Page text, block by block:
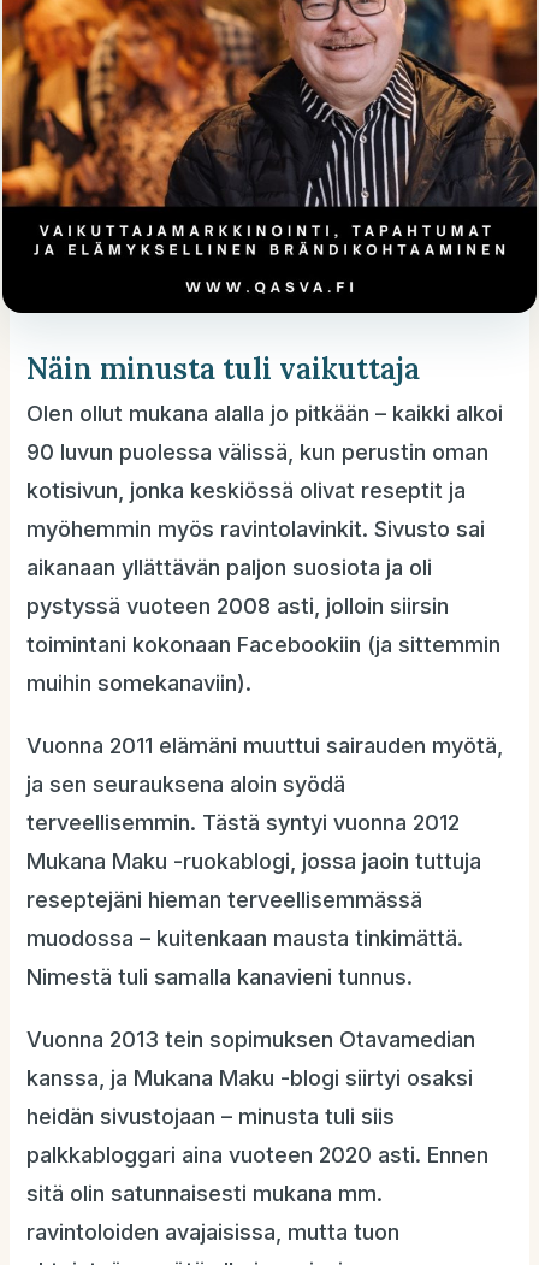
Näin minusta tuli vaikuttaja
Olen ollut mukana alalla jo pitkään – kaikki alkoi
90 luvun puolessa välissä, kun perustin oman
kotisivun, jonka keskiössä olivat reseptit ja
myöhemmin myös ravintolavinkit. Sivusto sai
aikanaan yllättävän paljon suosiota ja oli
pystyssä vuoteen 2008 asti, jolloin siirsin
toimintani kokonaan Facebookiin (ja sittemmin
muihin somekanaviin).
Vuonna 2011 elämäni muuttui sairauden myötä,
ja sen seurauksena aloin syödä
terveellisemmin. Tästä syntyi vuonna 2012
Mukana Maku -ruokablogi, jossa jaoin tuttuja
reseptejäni hieman terveellisemmässä
muodossa – kuitenkaan mausta tinkimättä.
Nimestä tuli samalla kanavieni tunnus.
Vuonna 2013 tein sopimuksen Otavamedian
kanssa, ja Mukana Maku -blogi siirtyi osaksi
heidän sivustojaan – minusta tuli siis
palkkabloggari aina vuoteen 2020 asti. Ennen
sitä olin satunnaisesti mukana mm.
ravintoloiden avajaisissa, mutta tuon